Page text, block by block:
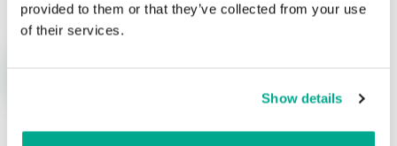
provided to them or that they’ve collected from your use
of their services.
Show details